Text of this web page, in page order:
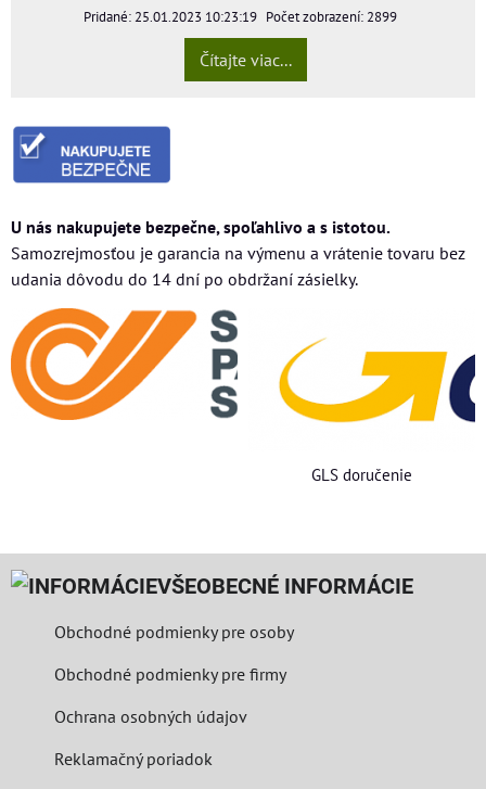
Pridané: 25.01.2023 10:23:19 Počet zobrazení: 2899
Čítajte viac...
U nás nakupujete bezpečne, spoľahlivo a s istotou.
Samozrejmosťou je garancia na výmenu a vrátenie tovaru bez
udania dôvodu do 14 dní po obdržaní zásielky.
GLS doručenie
VŠEOBECNÉ INFORMÁCIE
Obchodné podmienky pre osoby
Obchodné podmienky pre firmy
Ochrana osobných údajov
Reklamačný poriadok